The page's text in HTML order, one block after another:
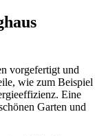
vorgefertigt und
wie zum Beispiel
Eine
Garten und